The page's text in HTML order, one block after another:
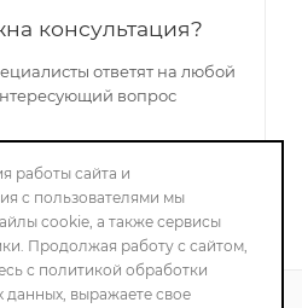
консультация?
ответят на любой
вопрос
ЗАДАТЬ ВОПРОС
работы сайта и
с пользователями мы
cookie, а также сервисы
Продолжая работу с сайтом,
с политикой обработки
данных, выражаете свое